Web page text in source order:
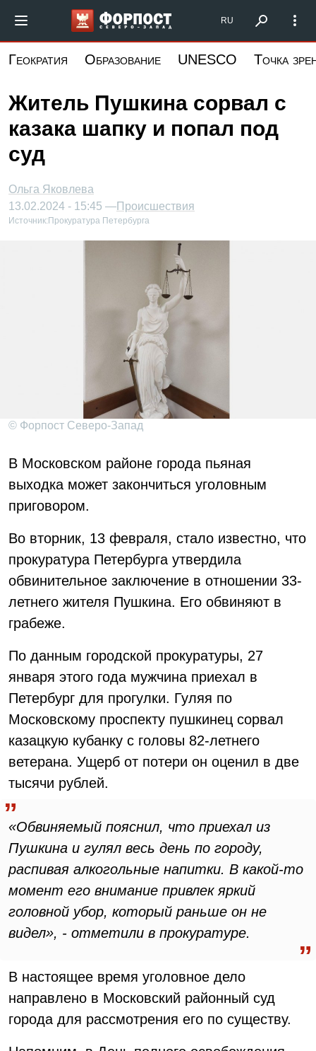
основному
Форпост Северо-Запад
RU
Геократия Образование UNESCO Точка
Житель Пушкина сорвал с
казака шапку и попал под
суд
Ольга Яковлева
13.02.2024 - 15:45 —Происшествия
Источник: Прокуратура Петербурга
© Форпост Северо-Запад
В Московском районе города пьяная
выходка может закончиться уголовным
приговором.
Во вторник, 13 февраля, стало известно, что
прокуратура Петербурга утвердила
обвинительное заключение в отношении 33-
летнего жителя Пушкина. Его обвиняют в
грабеже.
По данным городской прокуратуры, 27
января этого года мужчина приехал в
Петербург для прогулки. Гуляя по
Московскому проспекту пушкинец сорвал
казацкую кубанку с головы 82-летнего
ветерана. Ущерб от потери он оценил в две
тысячи рублей.
«Обвиняемый пояснил, что приехал из
Пушкина и гулял весь день по городу,
распивая алкогольные напитки. В какой-то
момент его внимание привлек яркий
головной убор, который раньше он не
видел», - отметили в прокуратуре.
В настоящее время уголовное дело
направлено в Московский районный суд
города для рассмотрения его по существу.